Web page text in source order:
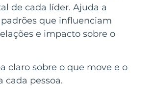
de cada líder. Ajuda a
que influenciam
e impacto sobre o
claro sobre o que move e o
cada pessoa.